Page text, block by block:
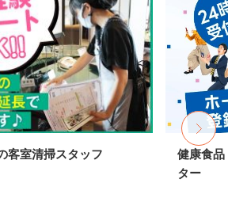
客室清掃スタッフ
健康食品
ター